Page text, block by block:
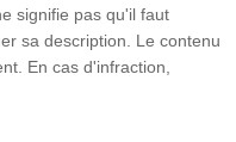
signifie pas qu'il faut
sa description. Le contenu
En cas d'infraction,